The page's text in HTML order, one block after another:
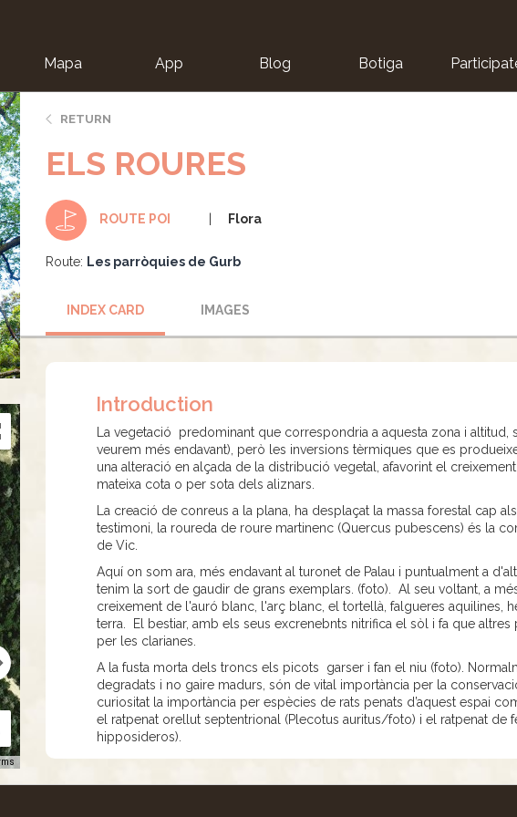
Mapa App Blog Botiga
RETURN
ELS ROURES
ROUTE POI Flora
Route: Les parròquies de Gurb
INDEX CARD IMAGES
Introduction
La vegetació predominant que correspondria a aquesta zona i altitud,
veurem més endavant), però les inversions tèrmiques que es
una alteració en alçada de la distribució vegetal, afavorint el
mateixa cota o per sota dels aliznars.
La creació de conreus a la plana, ha desplaçat la massa forestal cap
testimoni, la roureda de roure martinenc (Quercus pubescens) és la
de Vic.
Aquí on som ara, més endavant al turonet de Palau i puntualment a
tenim la sort de gaudir de grans exemplars. (foto). Al seu voltant, a
creixement de l'auró blanc, l'arç blanc, el tortellà, falgueres aquilines,
terra. El bestiar, amb els seus excrenebnts nitrifica el sòl i fa que
per les clarianes.
A la fusta morta dels troncs els picots garser i fan el niu (foto).
degradats i no gaire madurs, són de vital importància per la
curiositat la importància per espècies de rats penats d’aquest espai
el ratpenat orellut septentrional (Plecotus auritus/foto) i el ratpenat de
hipposideros).